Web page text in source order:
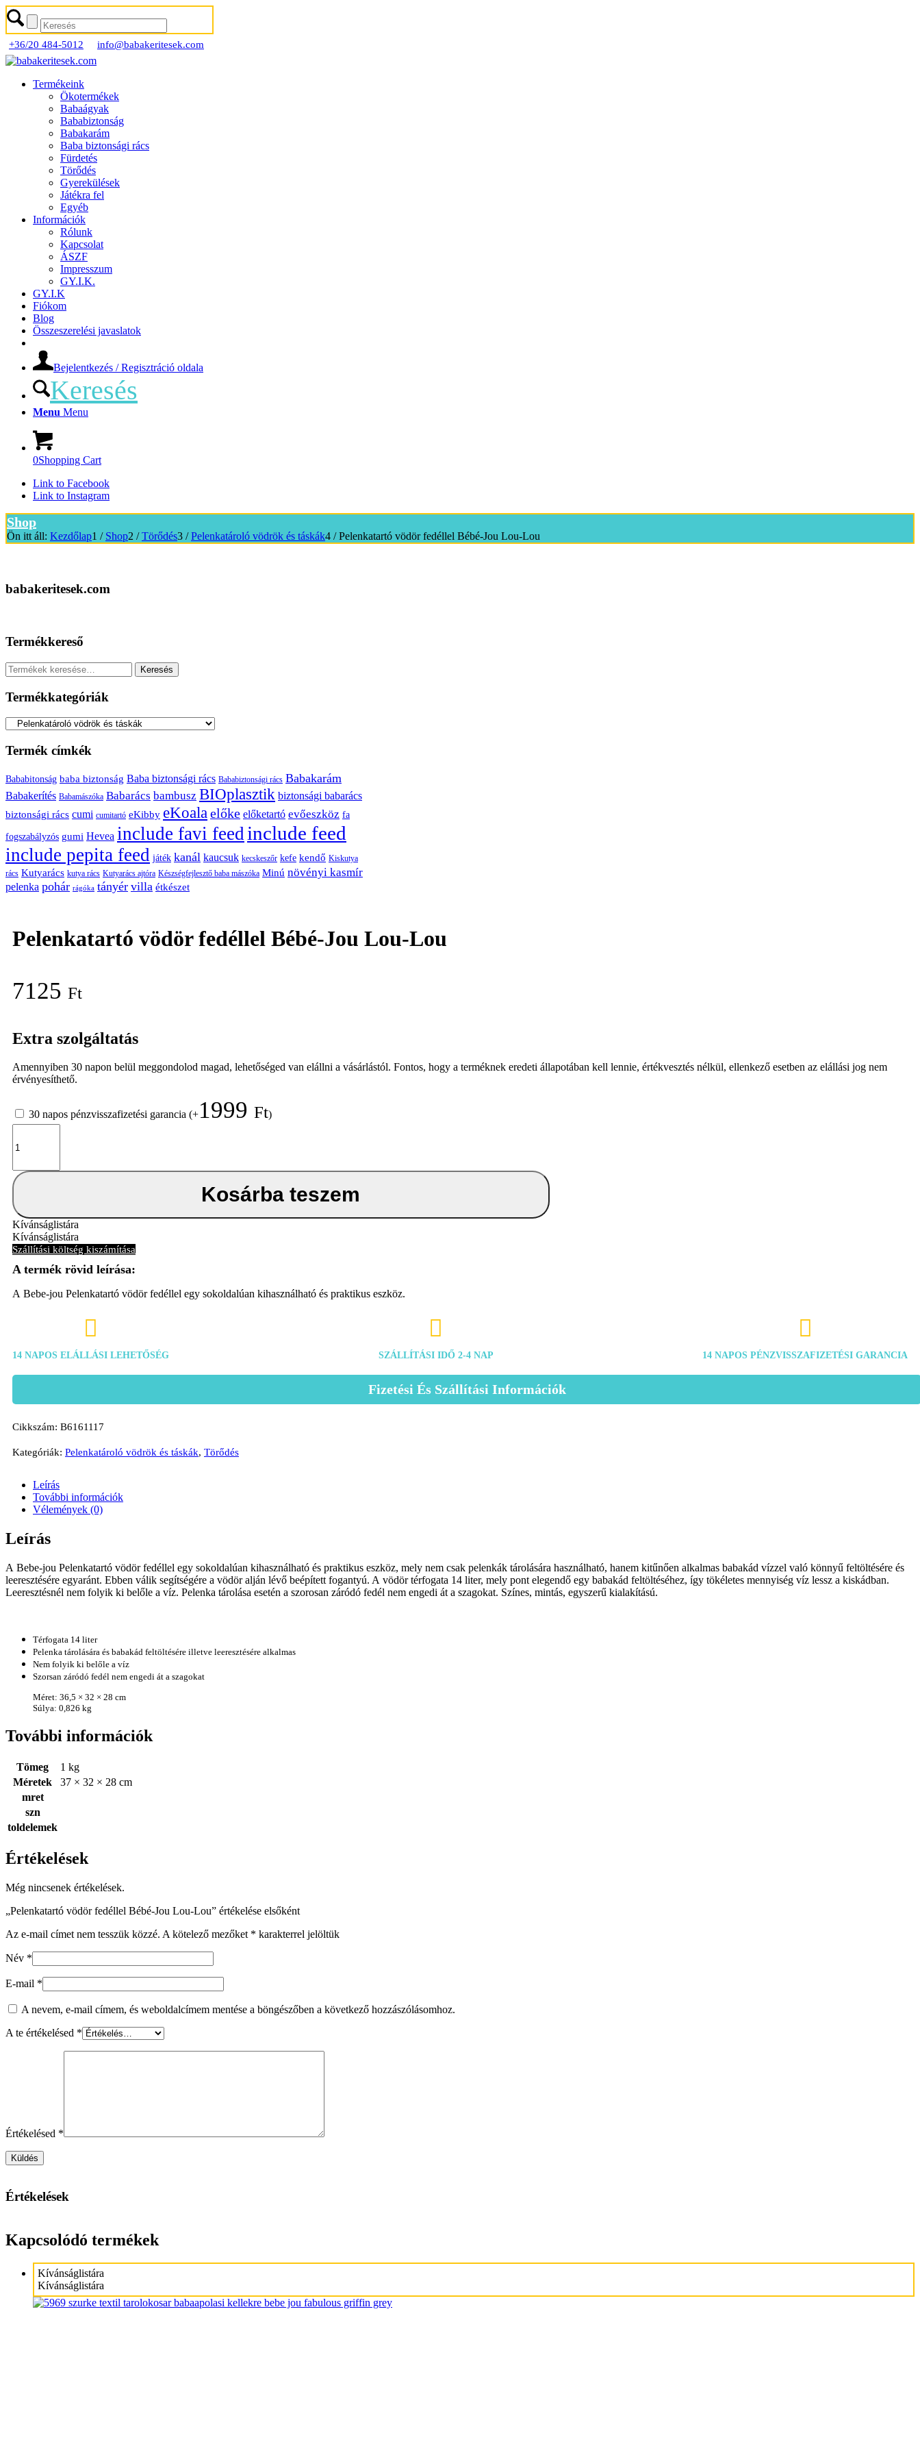
+36/20 484-5012 info@babakeritesek.com
Termékeink
Ökotermékek
Babaágyak
Bababiztonság
Babakarám
Baba biztonsági rács
Fürdetés
Törődés
Gyerekülések
Játékra fel
Egyéb
Információk
Rólunk
Kapcsolat
ÁSZF
Impresszum
GY.I.K.
GY.I.K
Fiókom
Blog
Összeszerelési javaslatok
Bejelentkezés / Regisztráció oldala
Keresés
Menu Menu
0Shopping Cart
Link to Facebook
Link to Instagram
Shop
Ön itt áll: Kezdőlap1 / Shop2 / Törődés3 / Pelenkatároló vödrök és táskák4 / Pelenkatartó vödör fedéllel Bébé-Jou Lou-Lou
babakeritesek.com
Termékkereső
Keresés
a
következőre:
Keresés
Termékkategóriák
Termék címkék
Bababitonság baba biztonság Baba biztonsági rács Bababiztonsági rács Babakarám
Babakerítés Babamászóka Babarács bambusz BIOplasztik biztonsági babarács
biztonsági rács cumi cumitartó eKibby eKoala előke előketartó evőeszköz fa
fogszabályzós gumi Hevea include favi feed include feed
include pepita feed játék kanál kaucsuk kecskeszőr kefe kendő Kiskutya
rács Kutyarács kutya rács Kutyarács ajtóra Készségfejlesztő baba mászóka Minú növényi kasmír
pelenka pohár rágóka tányér villa étkészet
Pelenkatartó vödör fedéllel Bébé-Jou Lou-Lou
7125 Ft
A Bebe-jou Pelenkatartó vödör fedéllel egy sokoldalúan kihasználható és praktikus eszköz.
Extra szolgáltatás
Amennyiben 30 napon belül meggondolod magad, lehetőséged van elállni a vásárlástól. Fontos, hogy a terméknek eredeti állapotában kell lennie, értékvesztés nélkül, ellenkező esetben az elállási jog nem
érvényesíthető.
30 napos pénzvisszafizetési garancia (+1999 Ft)
vödör
fedéllel
Jou
Lou
mennyiség
Kosárba teszem
Kívánságlistára
Kívánságlistára
Szállítási költség kiszámítása

14 NAPOS ELÁLLÁSI LEHETŐSÉG

SZÁLLÍTÁSI IDŐ 2-4 NAP

14 NAPOS PÉNZVISSZAFIZETÉSI GARANCIA
Fizetési És Szállítási Információk
Cikkszám: B6161117
Kategóriák: Pelenkatároló vödrök és táskák, Törődés
Leírás
További információk
Vélemények (0)
Leírás
A Bebe-jou Pelenkatartó vödör fedéllel egy sokoldalúan kihasználható és praktikus eszköz, mely nem csak pelenkák tárolására használható, hanem kitűnően alkalmas babakád vízzel való könnyű feltöltésére és
leeresztésére egyaránt. Ebben válik segítségére a vödör alján lévő beépített fogantyú. A vödör térfogata 14 liter, mely pont elegendő egy babakád feltöltéséhez, így tökéletes mennyiség víz lessz a kiskádban.
Leeresztésnél nem folyik ki belőle a víz. Pelenka tárolása esetén a szorosan záródó fedél nem engedi át a szagokat. Színes, mintás, egyszerű kialakítású.
Térfogata 14 liter
Pelenka tárolására és babakád feltöltésére illetve leeresztésére alkalmas
Nem folyik ki belőle a víz
Szorsan záródó fedél nem engedi át a szagokat
Méret: 36,5 × 32 × 28 cm
Súlya: 0,826 kg
További információk
Tömeg
1 kg
Méretek
37 × 32 × 28 cm
mret
szn
toldelemek
Értékelések
Még nincsenek értékelések.
„Pelenkatartó vödör fedéllel Bébé-Jou Lou-Lou” értékelése elsőként
Az e-mail címet nem tesszük közzé. A kötelező mezőket * karakterrel jelöltük
Név *
E-mail *
A nevem, e-mail címem, és weboldalcímem mentése a böngészőben a következő hozzászólásomhoz.
A te értékelésed *
Értékelésed *
Értékelések
Kapcsolódó termékek
Kívánságlistára
Kívánságlistára